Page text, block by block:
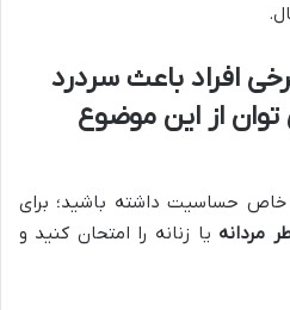
افراد باعث سردرد
از این موضوع
حساسیت داشته باشید؛ برای
مردانه یا زنانه را امتحان کنید و